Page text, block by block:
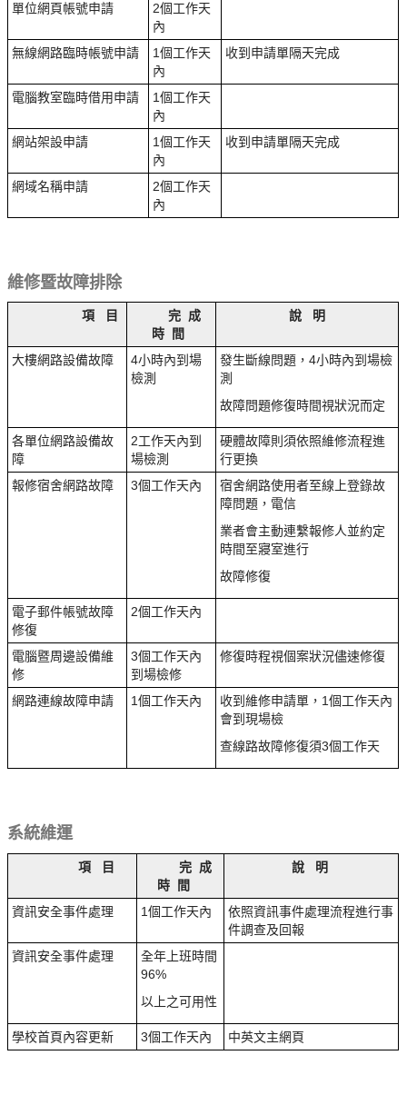
單位網頁帳號申請
2個工作天
內
無線網路臨時帳號申請
1個工作天
內
收到申請單隔天完成
電腦教室臨時借用申請
1個工作天
內
網站架設申請
1個工作天
內
收到申請單隔天完成
網域名稱申請
2個工作天
內
維修暨故障排除
項 目
完 成
時 間
說 明
大樓網路設備故障
4小時內到場
檢測
發生斷線問題，4小時內到場檢
測
故障問題修復時間視狀況而定
各單位網路設備故
障
2工作天內到
場檢測
硬體故障則須依照維修流程進
行更換
報修宿舍網路故障
3個工作天內
宿舍網路使用者至線上登錄故
障問題，電信
業者會主動連繫報修人並約定
時間至寢室進行
故障修復
電子郵件帳號故障
修復
2個工作天內
電腦暨周邊設備維
修
3個工作天內
到場檢修
修復時程視個案狀況儘速修復
網路連線故障申請 1個工作天內
收到維修申請單，1個工作天內
會到現場檢
查線路故障修復須3個工作天
系統維運
項 目
完 成
時 間
說 明
資訊安全事件處理 1個工作天內
依照資訊事件處理流程進行事
件調查及回報
資訊安全事件處理
全年上班時間
96%
以上之可用性
學校首頁內容更新 3個工作天內 中英文主網頁